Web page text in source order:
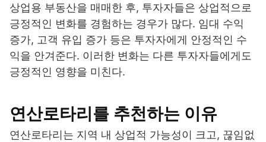
상업용 부동산을 매매한 후, 투자자들은 상업적으로
긍정적인 변화를 경험하는 경우가 많다. 임대 수익
증가, 고객 유입 증가 등은 투자자에게 안정적인 수
익을 안겨준다. 이러한 변화는 다른 투자자들에게도
긍정적인 영향을 미친다.
연산로타리를 추천하는 이유
연산로타리는 지역 내 상업적 가능성이 크고, 끊임없